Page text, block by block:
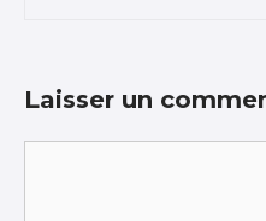
Laisser un